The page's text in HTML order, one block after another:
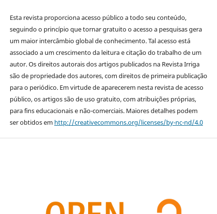
Esta revista proporciona acesso público a todo seu conteúdo,
seguindo o princípio que tornar gratuito o acesso a pesquisas gera
um maior intercâmbio global de conhecimento. Tal acesso está
associado a um crescimento da leitura e citação do trabalho de um
autor. Os direitos autorais dos artigos publicados na Revista Irriga
são de propriedade dos autores, com direitos de primeira publicação
para o periódico. Em virtude de aparecerem nesta revista de acesso
público, os artigos são de uso gratuito, com atribuições próprias,
para fins educacionais e não-comerciais. Maiores detalhes podem
ser obtidos em http://creativecommons.org/licenses/by-nc-nd/4.0